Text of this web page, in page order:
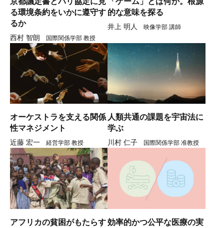
る環境条約をいかに遵守す
るか
西村 智朗 国際関係学部 教授
的な意味を探る
井上 明人 映像学部 講師
オーケストラを支える関係
性マネジメント
近藤 宏一 経営学部 教授
人類共通の課題を宇宙法に
学ぶ
川村 仁子 国際関係学部 准教授
アフリカの貧困がもたらす効率的かつ公平な医療の実